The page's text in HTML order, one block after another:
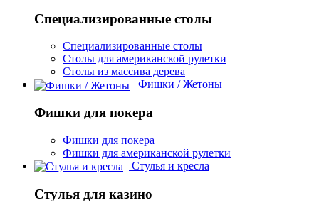
Специализированные столы
Специализированные столы
Столы для американской рулетки
Столы из массива дерева
Фишки / Жетоны
Фишки для покера
Фишки для покера
Фишки для американской рулетки
Стулья и кресла
Стулья для казино